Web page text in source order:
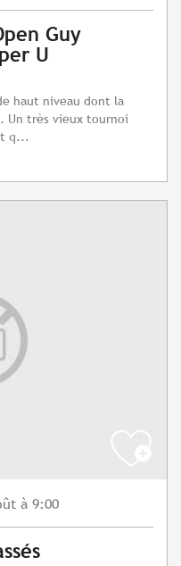
Guy
U
haut niveau dont la
Un très vieux tournoi
q...
à 9:00